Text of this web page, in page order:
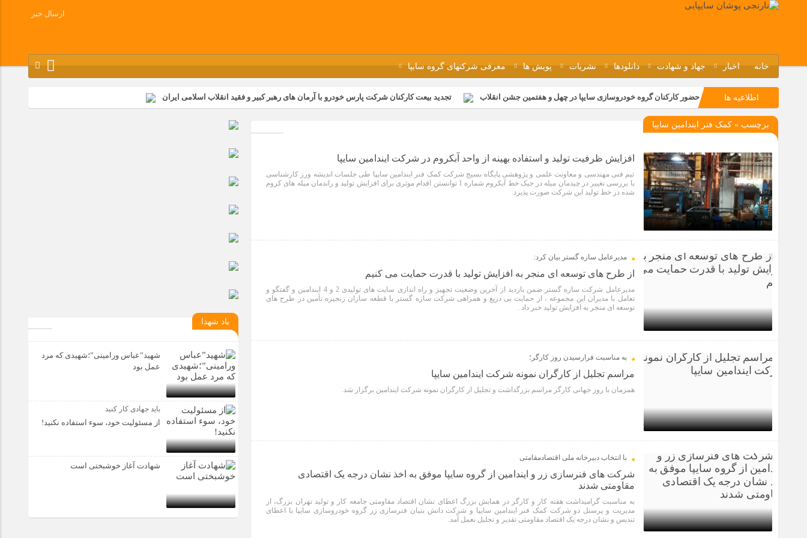
ارسال خبر
خانه اخبار جهاد و شهادت دانلودها نشریات پویش ها معرفی شرکتهای گروه سایپا
اطلاعیه ها حضور کارکنان گروه خودروسازی سایپا در چهل و هفتمین جشن انقلاب تجدید بیعت کارکنان شرکت پارس خودرو با آرمان های رهبر کبیر و فقید انقلاب اسلامی ایران
مسابقات ورزشی در مگاموتوربا استقبال کارکنان برگزار شد
مراسم گرامیداشت سالروز آزادسازی خرمشهر در نمازخانه فاطمیه مگاموتور تیم شهدای مگاموتور در بزرگترین مسابقات گل کوچک جهان شرکت کرد
برچسب » کمک فنر ایندامین سایپا
افزایش ظرفیت تولید و استفاده بهینه از واحد آبکروم در شرکت ایندامین سایپا
تیم فنی مهندسی و معاونت علمی و پژوهشی پایگاه بسیج شرکت کمک فنر ایندامین سایپا طی جلسات اندیشه ورز کارشناسی
با بررسی تغییر در چیدمان میله در جیک خط آبکروم شماره 1 توانستن اقدام موثری برای افزایش تولید و راندمان میله های کروم
شده در خط تولید این شرکت صورت پذیرد.
مدیرعامل سازه گستر بیان کرد:
از طرح های توسعه ای منجر به افزایش تولید با قدرت حمایت می کنیم
مدیرعامل شرکت سازه گستر ضمن بازدید از آخرین وضعیت تجهیز و راه اندازی سایت های تولیدی 2 و 4 ایندامین و گفتگو و
تعامل با مدیران این مجموعه ، از حمایت بی دریغ و همراهی شرکت سازه گستر با قطعه سازان زنجیره تأمین در طرح های
توسعه ای منجر به افزایش تولید خبر داد .
به مناسبت فرارسیدن روز کارگر؛
مراسم تجلیل از کارگران نمونه شرکت ایندامین سایپا
همزمان با روز جهانی کارگر مراسم بزرگداشت و تجلیل از کارگران نمونه شرکت ایندامین برگزار شد.
با انتخاب دبیرخانه ملی اقتصادمقامتی
شرکت های فنرسازی زر و ایندامین از گروه سایپا موفق به اخذ نشان درجه یک اقتصادی
مقاومتی شدند
به مناسبت گرامیداشت هفته کار و کارگر در همایش بزرگ اعطای نشان اقتصاد مقاومتی جامعه کار و تولید تهران بزرگ، از
مدیریت و پرسنل دو شرکت کمک فنر ایندامین سایپا و شرکت دانش بنیان فنرسازی زر گروه خودروسازی سایپا با اعطای
تندیس و‌ نشان درجه یک اقتصاد مقاومتی تقدیر و تجلیل بعمل آمد.
یاد شهدا
شهید”عباس ورامینی”؛شهیدی که مرد
عمل بود
باید جهادی کار کنید
از مسئولیت خود، سوء استفاده نکنید!
شهادت آغاز خوشبختی است